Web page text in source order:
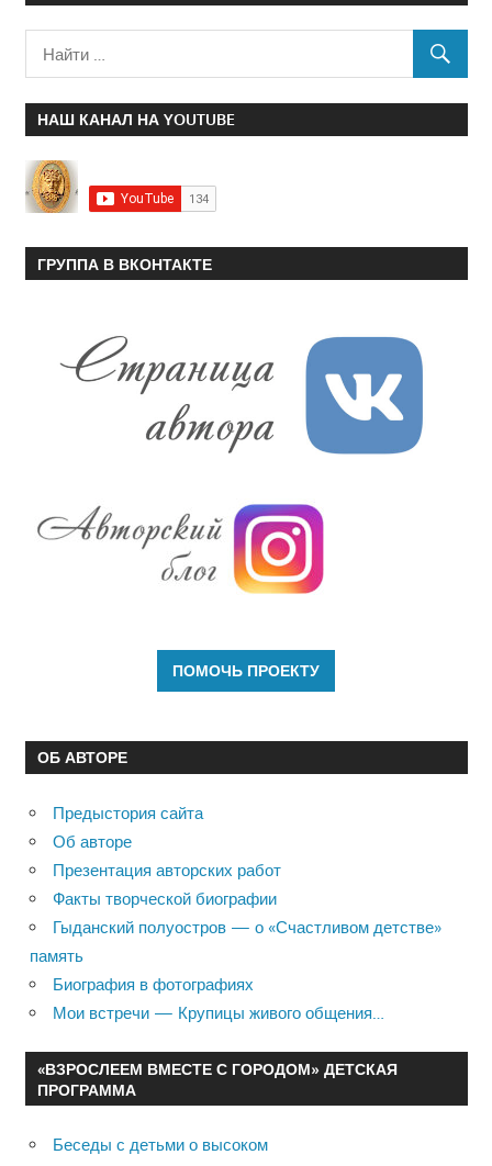
НАШ КАНАЛ НА YOUTUBE
ГРУППА В ВКОНТАКТЕ
ОБ АВТОРЕ
Предыстория сайта
Об авторе
Презентация авторских работ
Факты творческой биографии
Гыданский полуостров — о «Счастливом детстве»
память
Биография в фотографиях
Мои встречи — Крупицы живого общения…
«ВЗРОСЛЕЕМ ВМЕСТЕ С ГОРОДОМ» ДЕТСКАЯ
ПРОГРАММА
Беседы с детьми о высоком